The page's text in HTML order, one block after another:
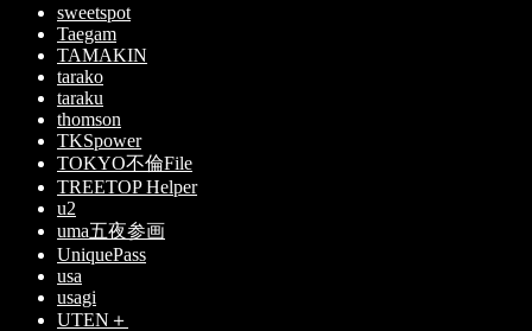
sweetspot
Taegam
TAMAKIN
tarako
taraku
thomson
TKSpower
TOKYO不倫File
TREETOP Helper
u2
uma五夜参画
UniquePass
usa
usagi
UTEN＋